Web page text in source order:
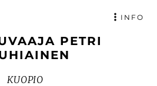
PETRI
KUOPIO
INFO